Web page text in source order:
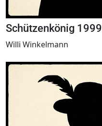
Schützenkönig 1999
Willi Winkelmann